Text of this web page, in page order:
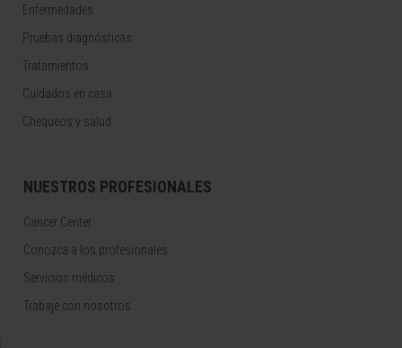
Enfermedades
Pruebas diagnósticas
Tratamientos
Cuidados en casa
Chequeos y salud
NUESTROS PROFESIONALES
Cancer Center
Conozca a los profesionales
Servicios médicos
Trabaje con nosotros